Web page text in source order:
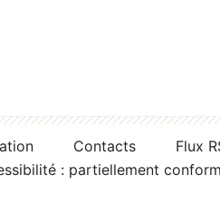
Contacts
Flux
: partiellement